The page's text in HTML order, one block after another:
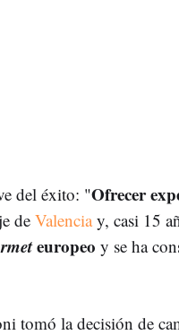
del éxito: "Ofrecer
de Valenciay, casi 15
europeo y se ha
tomó la decisión de